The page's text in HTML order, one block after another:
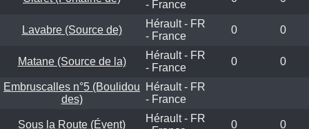
- France
Lavabre (Source de)
Hérault - FR
- France
0 0
Matane (Source de la)
Hérault - FR
- France
0 0
Embruscalles n°5 (Boulidou
des)
Hérault - FR
- France
Sous la Route (Évent)
Hérault - FR
0 0